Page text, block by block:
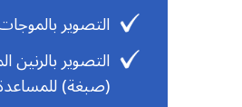
التصوير
التصوير
(صبغة)